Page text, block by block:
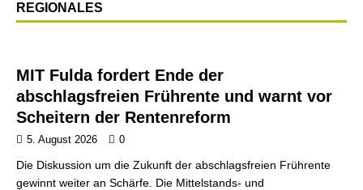
REGIONALES
MIT Fulda fordert Ende der
abschlagsfreien Frührente und warnt vor
Scheitern der Rentenreform
5. August 2026 0
Die Diskussion um die Zukunft der abschlagsfreien Frührente
gewinnt weiter an Schärfe. Die Mittelstands- und